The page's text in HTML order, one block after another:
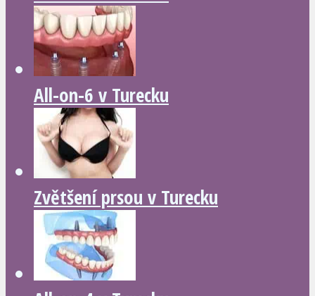
All-on-6 v Turecku
Zvětšení prsou v Turecku